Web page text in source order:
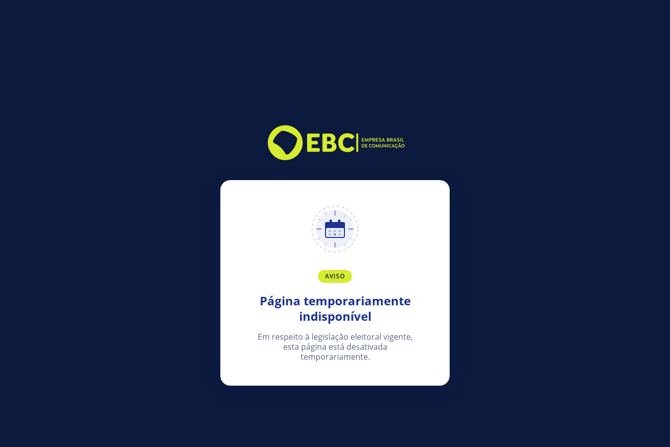
AVISO
Página temporariamente
indisponível
Em respeito à legislação eleitoral vigente,
esta página está desativada
temporariamente.